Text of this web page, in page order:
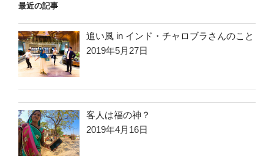
最近の記事
追い風 in インド・チャロブラさんのこと
2019年5月27日
客人は福の神？
2019年4月16日